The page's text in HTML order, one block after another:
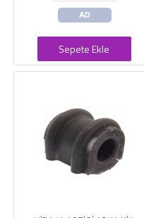
AD
Sepete Ekle